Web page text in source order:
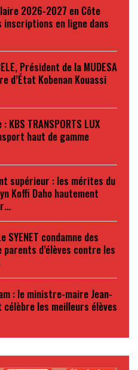
2026-2027 en Côte
inscriptions en ligne dans
Président de la MUDESA
d’État Kobenan Kouassi
KBS TRANSPORTS LUX
haut de gamme
supérieur : les mérites du
Koffi Daho hautement
SYENET condamne des
d’élèves contre les
: le ministre-maire Jean-
célèbre les meilleurs élèves